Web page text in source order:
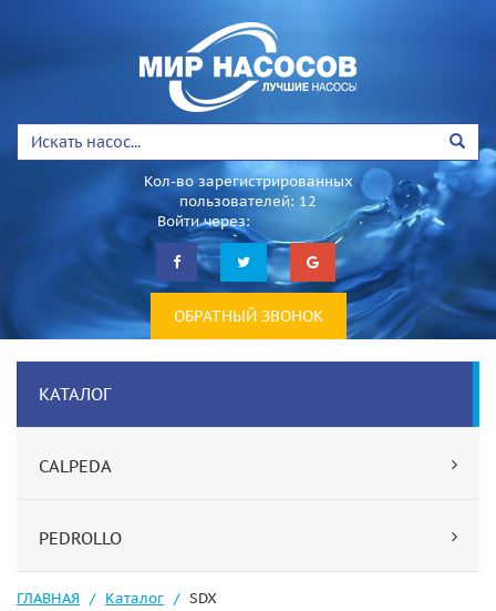
Кол-во зарегистрированных
пользователей: 12
Войти через:
ОБРАТНЫЙ ЗВОНОК
КАТАЛОГ
CALPEDA
PEDROLLO
ГЛАВНАЯ Каталог SDX